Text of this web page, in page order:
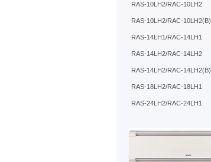
RAS-10LH2/RAC-10LH2
RAS-10LH2/RAC-10LH2(B)
RAS-14LH1/RAC-14LH1
RAS-14LH2/RAC-14LH2
RAS-14LH2/RAC-14LH2(B)
RAS-18LH2/RAC-18LH1
RAS-24LH2/RAC-24LH1